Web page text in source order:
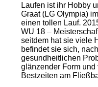
Laufen ist ihr Hobby
Graat (LG Olympia)
einen tollen Lauf.
WU 18 –
seitdem hat sie viele
befindet sie sich,
gesundheitlichen
glänzender Form
Bestzeiten am